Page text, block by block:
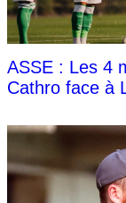
ASSE : Les 4
Cathro face à